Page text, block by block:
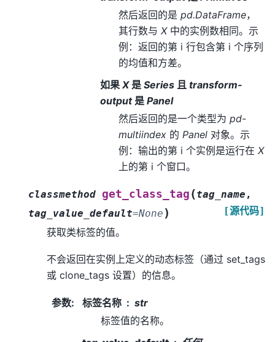
然后返回的是 pd.DataFrame，
其行数与 X中的实例数相同。示
例：返回的第 i 行包含第 i 个序列
的均值和方差。
如果 X是 Series且 transform-
output是 Panel
然后返回的是一个类型为 pd-
multiindex的 Panel对象。示
例：输出的第 i 个实例是运行在 X
上的第 i 个窗口。
classmethod get_class_tag (tag_name ,
tag_value_default=None ) [源代码]
获取类标签的值。
不会返回在实例上定义的动态标签（通过 set_tags
或 clone_tags 设置）的信息。
参数: 标签名称
str
标签值的名称。